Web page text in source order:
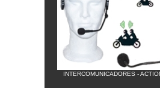
INTERCOMUNICADORES -